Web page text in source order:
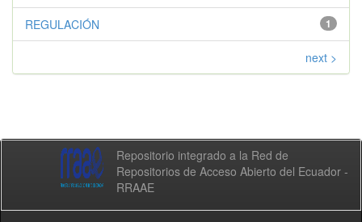
1
REGULACIÓN
next >
Repositorio integrado a la Red de
Repositorios de Acceso Abierto del Ecuador -
RRAAE